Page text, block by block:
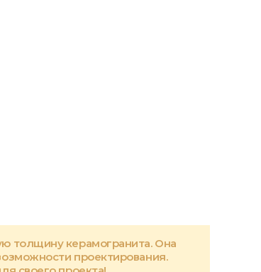
толщину керамогранита. Она
проектирования.